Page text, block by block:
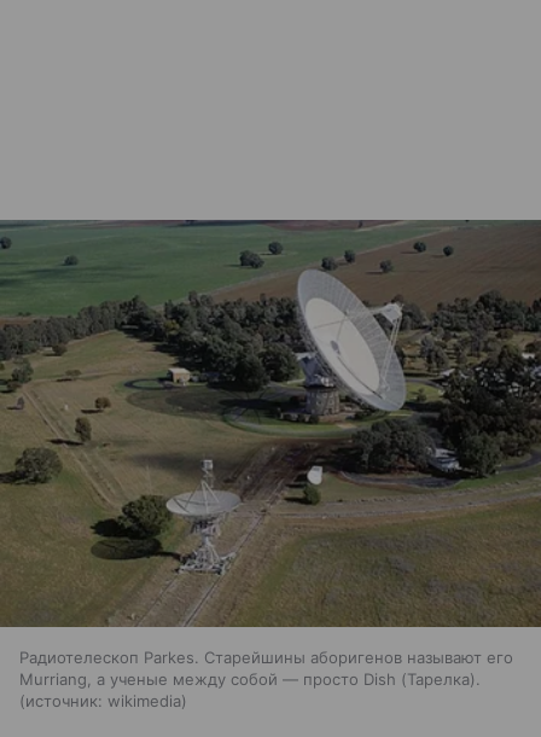
Радиотелескоп Parkes. Старейшины аборигенов называют его
Murriang, а ученые между собой — просто Dish (Тарелка).
источник: wikimedia